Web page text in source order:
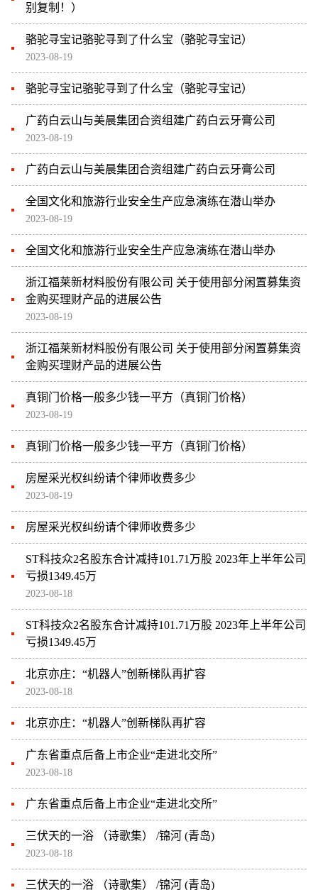
别复制！）
骆驼寻宝记骆驼寻到了什么宝（骆驼寻宝记）
2023-08-19
骆驼寻宝记骆驼寻到了什么宝（骆驼寻宝记）
广药白云山与美晨集团合资组建广药白云牙膏公司
2023-08-19
广药白云山与美晨集团合资组建广药白云牙膏公司
全国文化和旅游行业安全生产应急演练在潜山举办
2023-08-19
全国文化和旅游行业安全生产应急演练在潜山举办
浙江福莱新材料股份有限公司 关于使用部分闲置募集资
金购买理财产品的进展公告
2023-08-19
浙江福莱新材料股份有限公司 关于使用部分闲置募集资
金购买理财产品的进展公告
真铜门价格一般多少钱一平方（真铜门价格）
2023-08-19
真铜门价格一般多少钱一平方（真铜门价格）
房屋采光权纠纷请个律师收费多少
2023-08-19
房屋采光权纠纷请个律师收费多少
ST科技众2名股东合计减持101.71万股 2023年上半年公司
亏损1349.45万
2023-08-18
ST科技众2名股东合计减持101.71万股 2023年上半年公司
亏损1349.45万
北京亦庄：“机器人”创新梯队再扩容
2023-08-18
北京亦庄：“机器人”创新梯队再扩容
广东省重点后备上市企业“走进北交所”
2023-08-18
广东省重点后备上市企业“走进北交所”
三伏天的一浴 （诗歌集） /锦河 (青岛)
2023-08-18
三伏天的一浴 （诗歌集） /锦河 (青岛)